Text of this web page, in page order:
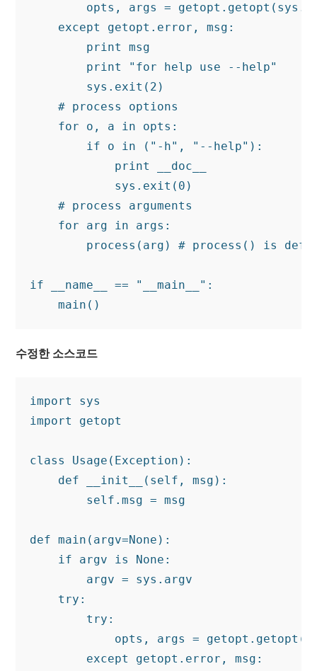
opts, args =
    except getopt.error, msg:
        print msg
        print "for help use --help"
        sys.exit(2)
    # process options
    for o, a in opts:
        if o in ("-h", "--help"):
            print __doc__
            sys.exit(0)
    # process arguments
    for arg in args:
process(arg) # process() is
if __name__ == "__main__":
수정한 소스코드
import sys
import getopt
class Usage(Exception):
    def __init__(self, msg):
        self.msg = msg
def main(argv=None):
    if argv is None:
        argv = sys.argv
    try:
        try:
opts, args =
        except getopt.error, msg: